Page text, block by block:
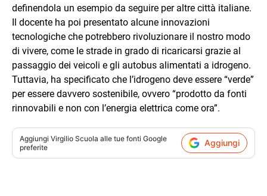
definendola un esempio da seguire per altre città italiane.
Il docente ha poi presentato alcune innovazioni
tecnologiche che potrebbero rivoluzionare il nostro modo
di vivere, come le strade in grado di ricaricarsi grazie al
passaggio dei veicoli e gli autobus alimentati a idrogeno.
Tuttavia, ha specificato che l’idrogeno deve essere “verde”
per essere davvero sostenibile, ovvero “prodotto da fonti
rinnovabili e non con l’energia elettrica come ora”.
Aggiungi Virgilio Scuola alle tue fonti Google
preferite
Aggiungi